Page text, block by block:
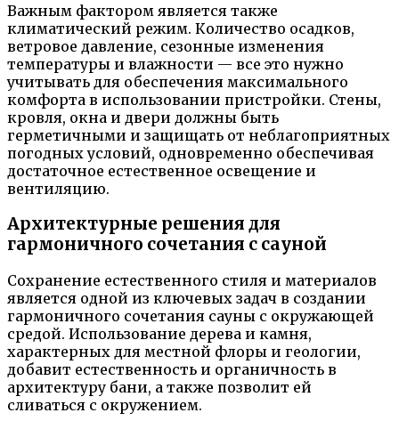
Важным фактором является также
климатический режим. Количество осадков,
ветровое давление, сезонные изменения
температуры и влажности — все это нужно
учитывать для обеспечения максимального
комфорта в использовании пристройки. Стены,
кровля, окна и двери должны быть
герметичными и защищать от неблагоприятных
погодных условий, одновременно обеспечивая
достаточное естественное освещение и
вентиляцию.
Архитектурные решения для
гармоничного сочетания с сауной
Сохранение естественного стиля и материалов
является одной из ключевых задач в создании
гармоничного сочетания сауны с окружающей
средой. Использование дерева и камня,
характерных для местной флоры и геологии,
добавит естественность и органичность в
архитектуру бани, а также позволит ей
сливаться с окружением.